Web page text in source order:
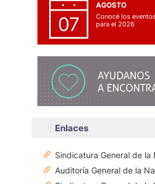
07
AGOSTO
Conocé los
para el 2026
Enlaces
Sindicatura General de la
Auditoría General de la